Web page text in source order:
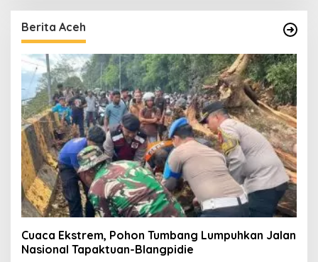
Berita Aceh
Cuaca Ekstrem, Pohon Tumbang Lumpuhkan Jalan
Nasional Tapaktuan-Blangpidie